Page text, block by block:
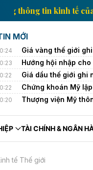
Trang thông tin
MỚI
Giá vàng thế giới
Hướng hội nhập
Giá dầu thế giới ghi
Chứng khoán Mỹ
Thượng viện Mỹ
TÀI CHÍNH & NGÂN
tế Thế giới